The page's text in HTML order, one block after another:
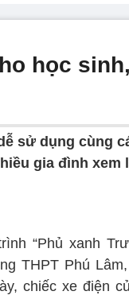
học
sử dụng cùng
gia đình xem
“Phủ xanh
THPT Phú
chiếc xe điện